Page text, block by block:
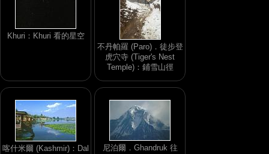
Khuri：Khuri 看的星空
不丹帕羅 (Paro)．徒步登
虎穴寺 (Tiger's Nest
Temple)：鋪雪山徑
喀什米爾 (Kashmir)：Dal
尼泊爾．Ghandruk 往